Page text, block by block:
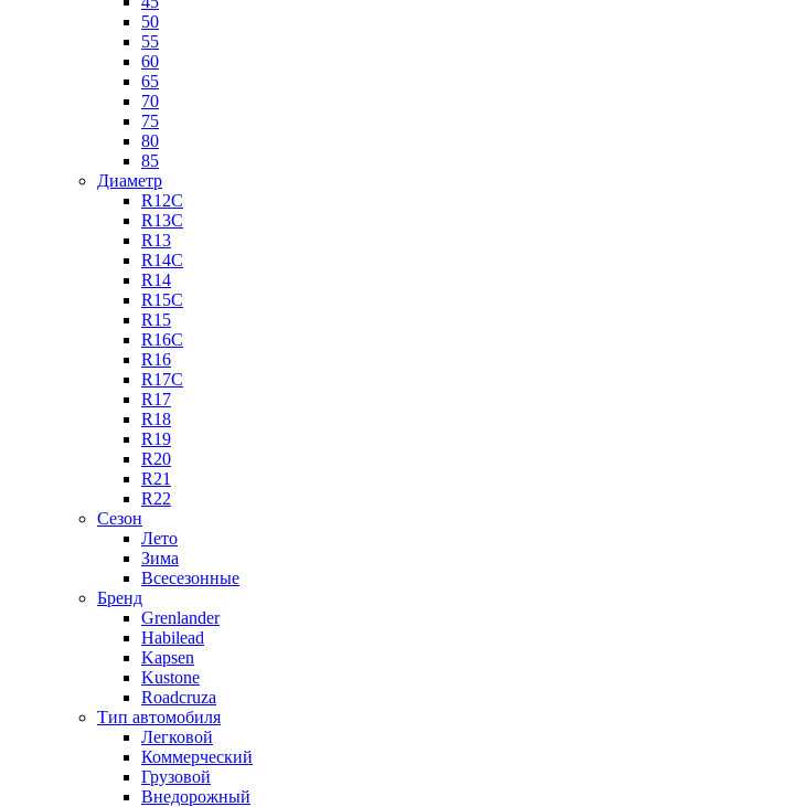
50
55
60
65
70
75
80
85
Диаметр
R12C
R13C
R13
R14C
R14
R15C
R15
R16C
R16
R17C
R17
R18
R19
R20
R21
R22
Сезон
Лето
Зима
Всесезонные
Бренд
Grenlander
Habilead
Kapsen
Kustone
Roadcruza
Тип автомобиля
Легковой
Коммерческий
Грузовой
Внедорожный